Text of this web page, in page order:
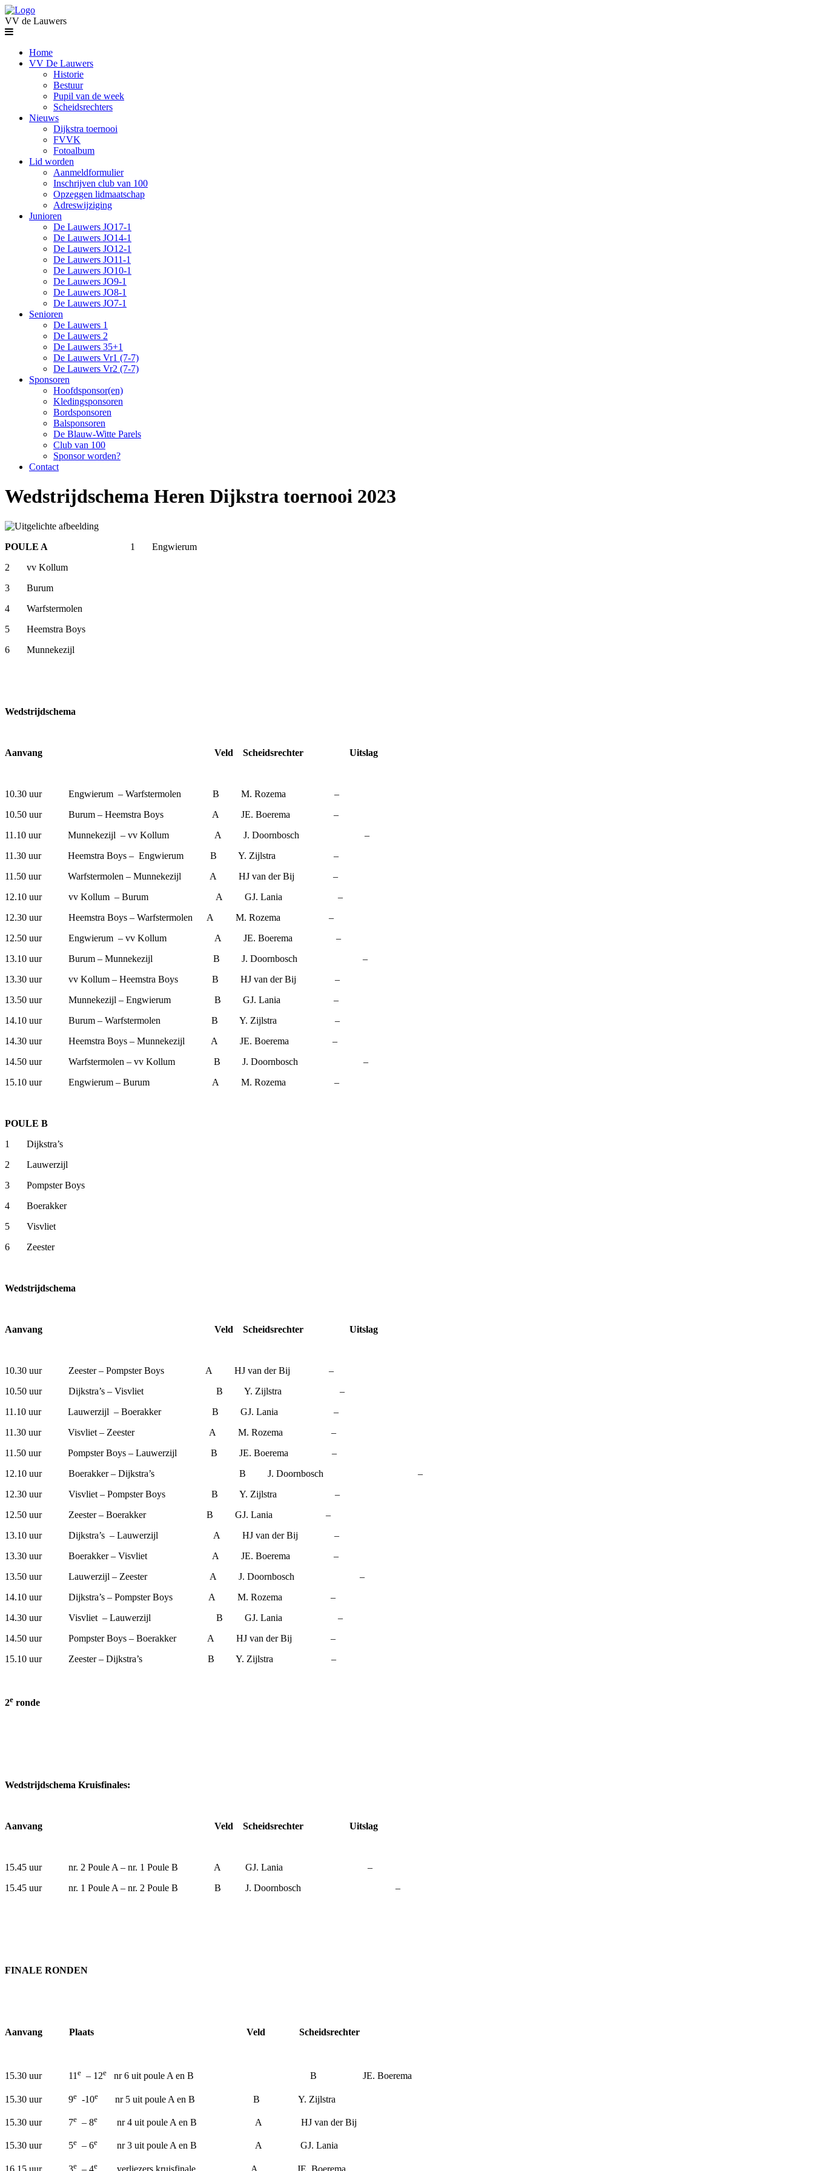
VV de Lauwers
Home
VV De Lauwers
Historie
Bestuur
Pupil van de week
Scheidsrechters
Nieuws
Dijkstra toernooi
FVVK
Fotoalbum
Lid worden
Aanmeldformulier
Inschrijven club van 100
Opzeggen lidmaatschap
Adreswijziging
Junioren
De Lauwers JO17-1
De Lauwers JO14-1
De Lauwers JO12-1
De Lauwers JO11-1
De Lauwers JO10-1
De Lauwers JO9-1
De Lauwers JO8-1
De Lauwers JO7-1
Senioren
De Lauwers 1
De Lauwers 2
De Lauwers 35+1
De Lauwers Vr1 (7-7)
De Lauwers Vr2 (7-7)
Sponsoren
Hoofdsponsor(en)
Kledingsponsoren
Bordsponsoren
Balsponsoren
De Blauw-Witte Parels
Club van 100
Sponsor worden?
Contact
Wedstrijdschema Heren Dijkstra toernooi 2023
POULE A 1 Engwierum
2 vv Kollum
3 Burum
4 Warfstermolen
5 Heemstra Boys
6 Munnekezijl
Wedstrijdschema
Aanvang Veld Scheidsrechter Uitslag
10.30 uur Engwierum – Warfstermolen B M. Rozema –
10.50 uur Burum – Heemstra Boys A JE. Boerema –
11.10 uur Munnekezijl – vv Kollum A J. Doornbosch –
11.30 uur Heemstra Boys – Engwierum B Y. Zijlstra –
11.50 uur Warfstermolen – Munnekezijl A HJ van der Bij –
12.10 uur vv Kollum – Burum A GJ. Lania –
12.30 uur Heemstra Boys – Warfstermolen A M. Rozema –
12.50 uur Engwierum – vv Kollum A JE. Boerema –
13.10 uur Burum – Munnekezijl B J. Doornbosch –
13.30 uur vv Kollum – Heemstra Boys B HJ van der Bij –
13.50 uur Munnekezijl – Engwierum B GJ. Lania –
14.10 uur Burum – Warfstermolen B Y. Zijlstra –
14.30 uur Heemstra Boys – Munnekezijl A JE. Boerema –
14.50 uur Warfstermolen – vv Kollum B J. Doornbosch –
15.10 uur Engwierum – Burum A M. Rozema –
POULE B
1 Dijkstra’s
2 Lauwerzijl
3 Pompster Boys
4 Boerakker
5 Visvliet
6 Zeester
Wedstrijdschema
Aanvang Veld Scheidsrechter Uitslag
10.30 uur Zeester – Pompster Boys A HJ van der Bij –
10.50 uur Dijkstra’s – Visvliet B Y. Zijlstra –
11.10 uur Lauwerzijl – Boerakker B GJ. Lania –
11.30 uur Visvliet – Zeester A M. Rozema –
11.50 uur Pompster Boys – Lauwerzijl B JE. Boerema –
12.10 uur Boerakker – Dijkstra’s B J. Doornbosch –
12.30 uur Visvliet – Pompster Boys B Y. Zijlstra –
12.50 uur Zeester – Boerakker B GJ. Lania –
13.10 uur Dijkstra’s – Lauwerzijl A HJ van der Bij –
13.30 uur Boerakker – Visvliet A JE. Boerema –
13.50 uur Lauwerzijl – Zeester A J. Doornbosch –
14.10 uur Dijkstra’s – Pompster Boys A M. Rozema –
14.30 uur Visvliet – Lauwerzijl B GJ. Lania –
14.50 uur Pompster Boys – Boerakker A HJ van der Bij –
15.10 uur Zeester – Dijkstra’s B Y. Zijlstra –
2e ronde
Wedstrijdschema Kruisfinales:
Aanvang Veld Scheidsrechter Uitslag
15.45 uur nr. 2 Poule A – nr. 1 Poule B A GJ. Lania –
15.45 uur nr. 1 Poule A – nr. 2 Poule B B J. Doornbosch –
FINALE RONDEN
Aanvang Plaats Veld Scheidsrechter
15.30 uur 11e – 12e nr 6 uit poule A en B B JE. Boerema
15.30 uur 9e -10e nr 5 uit poule A en B B Y. Zijlstra
15.30 uur 7e – 8e nr 4 uit poule A en B A HJ van der Bij
15.30 uur 5e – 6e nr 3 uit poule A en B A GJ. Lania
16.15 uur 3e – 4e verliezers kruisfinale A JE. Boerema